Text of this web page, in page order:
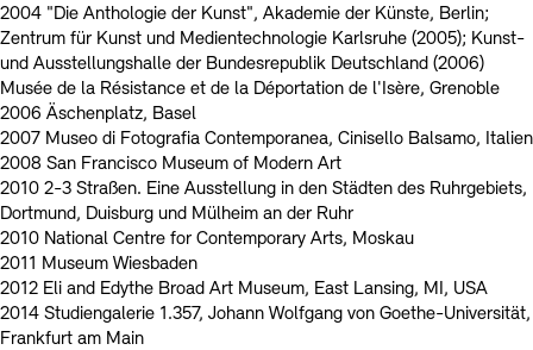
2004 "Die Anthologie der Kunst", Akademie der Künste, Berlin;
Zentrum für Kunst und Medientechnologie Karlsruhe (2005); Kunst-
und Ausstellungshalle der Bundesrepublik Deutschland (2006)
Musée de la Résistance et de la Déportation de l'Isère, Grenoble
2006 Äschenplatz, Basel
2007 Museo di Fotografia Contemporanea, Cinisello Balsamo, Italien
2008 San Francisco Museum of Modern Art
2010 2-3 Straßen. Eine Ausstellung in den Städten des Ruhrgebiets,
Dortmund, Duisburg und Mülheim an der Ruhr
2010 National Centre for Contemporary Arts, Moskau
2011 Museum Wiesbaden
2012 Eli and Edythe Broad Art Museum, East Lansing, MI, USA
2014 Studiengalerie 1.357, Johann Wolfgang von Goethe-Universität,
Frankfurt am Main